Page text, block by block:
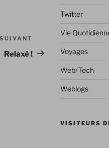
suivant
SUIVANT
Relaxé !
Twitter
Vie
Voyages
Web/Tech
Weblogs
VISITEURS